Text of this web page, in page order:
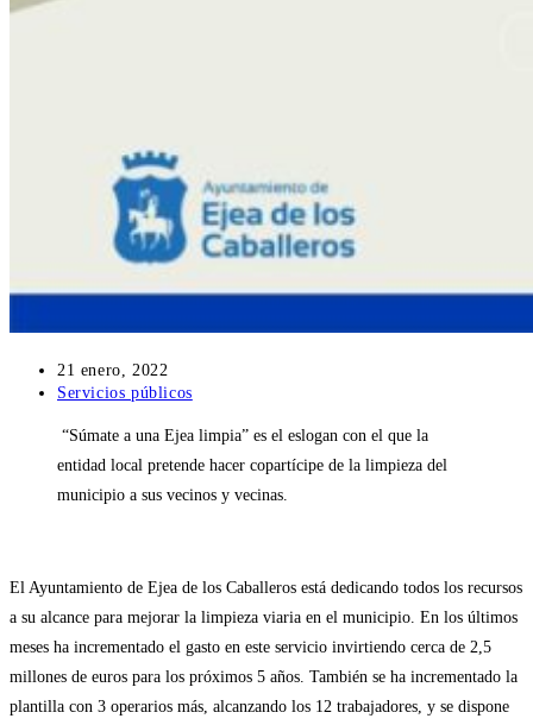
Publicación
de
entrada:
21 enero, 2022
Categoría
la
entrada:
Servicios públicos
“Súmate a una Ejea limpia” es el eslogan con el que la
entidad local pretende hacer copartícipe de la limpieza del
municipio a sus vecinos y vecinas.
El Ayuntamiento de Ejea de los Caballeros está dedicando todos los recursos
a su alcance para mejorar la limpieza viaria en el municipio. En los últimos
meses ha incrementado el gasto en este servicio invirtiendo cerca de 2,5
millones de euros para los próximos 5 años. También se ha incrementado la
plantilla con 3 operarios más, alcanzando los 12 trabajadores, y se dispone